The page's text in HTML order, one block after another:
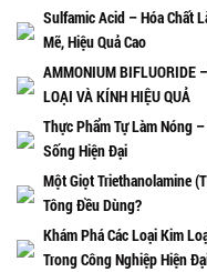
Sulfamic Acid – Hóa Chất
Mẽ, Hiệu Quả Cao
AMMONIUM BIFLUORIDE
LOẠI VÀ KÍNH HIỆU QUẢ
Thực Phẩm Tự Làm Nóng
Sống Hiện Đại
Một Giọt Triethanolamine
Tông Đều Dùng?
Khám Phá Các Loại Kim
Trong Công Nghiệp Hiện